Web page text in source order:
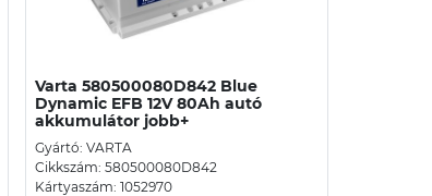
Varta 580500080D842 Blue
Dynamic EFB 12V 80Ah autó
akkumulátor jobb+
Gyártó: VARTA
Cikkszám: 580500080D842
Kártyaszám: 1052970